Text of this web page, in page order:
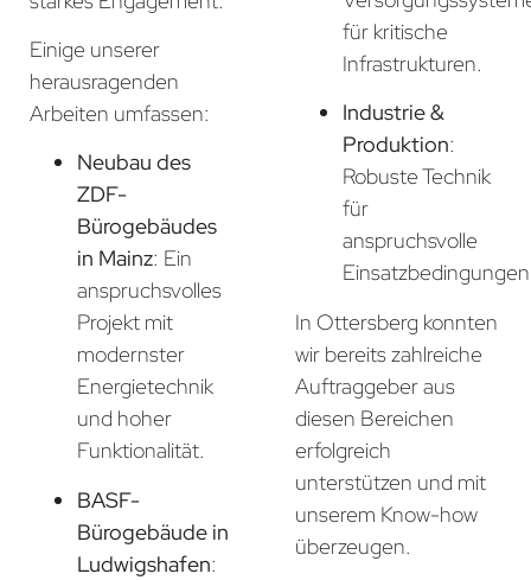
Einige unserer
herausragenden
Arbeiten umfassen:
Neubau des
ZDF-
Bürogebäudes
in Mainz: Ein
anspruchsvolles
Projekt mit
modernster
Energietechnik
und hoher
Funktionalität.
BASF-
Bürogebäude in
Ludwigshafen:
für kritische
Infrastrukturen.
Industrie &
Produktion:
Robuste Technik
für
anspruchsvolle
In Ottersberg konnten
wir bereits zahlreiche
Auftraggeber aus
diesen Bereichen
erfolgreich
unterstützen und mit
unserem Know-how
überzeugen.